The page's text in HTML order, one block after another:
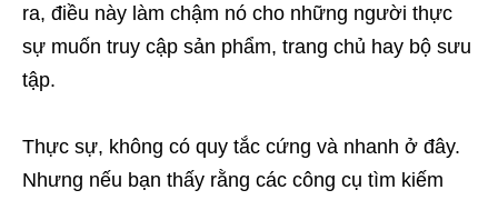
ra, điều này làm chậm nó cho những người thực
sự muốn truy cập sản phẩm, trang chủ hay bộ sưu
tập.
Thực sự, không có quy tắc cứng và nhanh ở đây.
Nhưng nếu bạn thấy rằng các công cụ tìm kiếm